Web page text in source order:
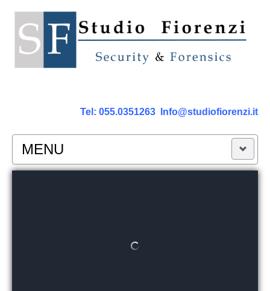
Tel: 055.0351263 Info@studiofiorenzi.it
MENU
Perizia Smartphone Tablet,Cell.